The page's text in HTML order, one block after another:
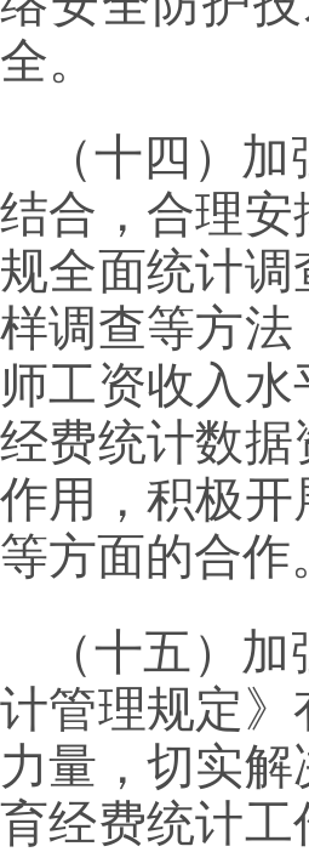
全。
（十四）
结合，合理
规全面统计
样调查等方
师工资收入
经费统计数
作用，积极
等方面的合作
（十五）
计管理规定
力量，切实
育经费统计